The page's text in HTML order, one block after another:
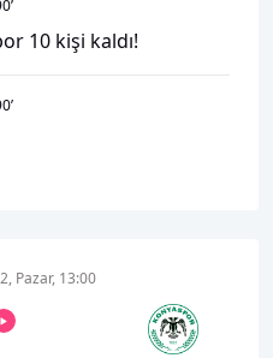
’
10 kişi kaldı!
’
Pazar, 13:00